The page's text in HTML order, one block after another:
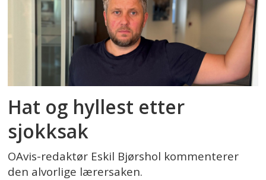
Hat og hyllest etter
sjokksak
OAvis-redaktør Eskil Bjørshol kommenterer
den alvorlige lærersaken.